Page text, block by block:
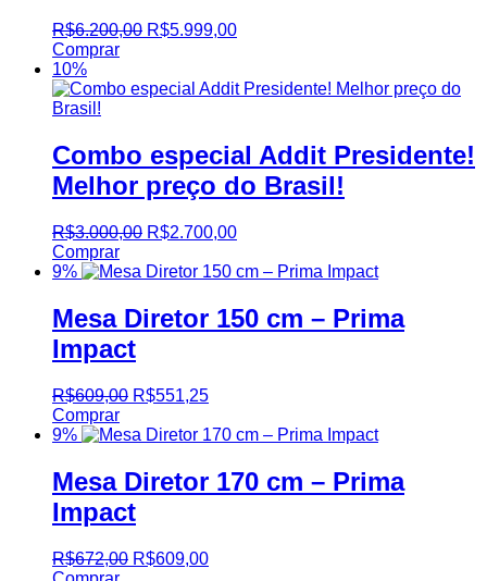
R$6.200,00 R$5.999,00
Comprar
10%
Combo especial Addit Presidente!
Melhor preço do Brasil!
R$3.000,00 R$2.700,00
Comprar
9%
Mesa Diretor 150 cm – Prima
Impact
R$609,00 R$551,25
Comprar
9%
Mesa Diretor 170 cm – Prima
Impact
R$672,00 R$609,00